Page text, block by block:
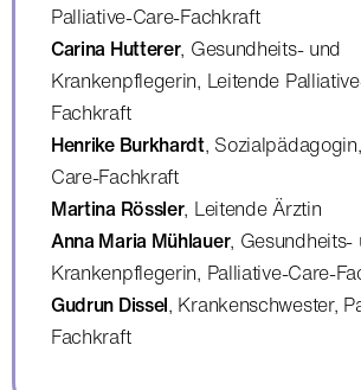
Palliative-Care-Fachkraft
Carina Hutterer, Gesundheits- und
Krankenpflegerin, Leitende
Fachkraft
Henrike Burkhardt,
Care-Fachkraft
Martina Rössler, Leitende Ärztin
Anna Maria Mühlauer, Gesundheits-
Krankenpflegerin, Palliative-Care-
Gudrun Dissel, Krankenschwester,
Fachkraft